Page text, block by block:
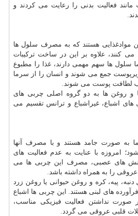
مانند فعالیت بدنی را رعایت می كردند و
موادغذایی هستند كه به مصرف سلول ها
كنند، علاوه بر این در ساخت تركیبات
سلول ها سهم مهمی دارند، غذا را مطبوع
جمع می شوند و انسان را از سرما
لطافت پوست می شوند.
روغن ها به دو گروه اصلی چربی های
های اشباع، غیراشباع و ترانس تقسیم می
به صورت جامد هستند و با مصرف آنها
امروزه با عنایت به عدم فعالیت های
تنش های عصبی، مصرف این چربی ها می
عروقی را به همراه داشته باشد.
پیه، كره و روغن حیوانی یا روغن زرد
های لبنی هستند. این چربی ها اشباع
صورت نداشتن فعالیت فیزیكی مناسب،
قلبی عروقی می گردد.